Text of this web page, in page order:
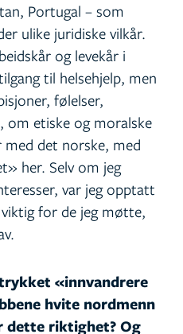
Portugal – som
ulike juridiske vilkår.
og levekår i
til helsehjelp, men
følelser,
om etiske og moralske
det norske, med
her. Selv om jeg
var jeg opptatt
for de jeg møtte,
«innvandrere
hvite nordmenn
dette riktighet? Og